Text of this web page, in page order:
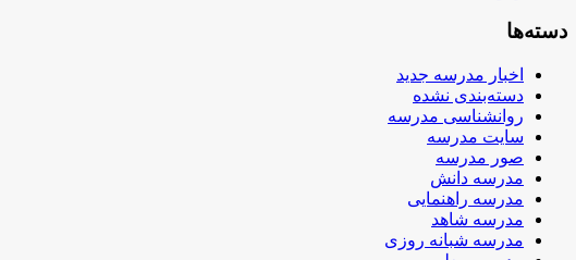
دسته‌ها
اخبار مدرسه جدید
دسته‌بندی نشده
روانشناسی مدرسه
سایت مدرسه
صور مدرسه
مدرسه دانش
مدرسه راهنمایی
مدرسه شاهد
مدرسه شبانه روزی